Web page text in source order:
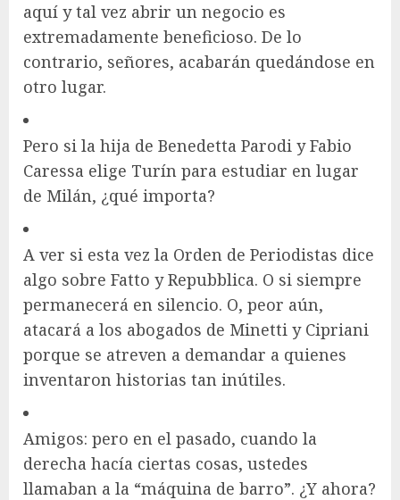
aquí y tal vez abrir un negocio es
extremadamente beneficioso. De lo
contrario, señores, acabarán quedándose en
otro lugar.
Pero si la hija de Benedetta Parodi y Fabio
Caressa elige Turín para estudiar en lugar
de Milán, ¿qué importa?
A ver si esta vez la Orden de Periodistas dice
algo sobre Fatto y Repubblica. O si siempre
permanecerá en silencio. O, peor aún,
atacará a los abogados de Minetti y Cipriani
porque se atreven a demandar a quienes
inventaron historias tan inútiles.
Amigos: pero en el pasado, cuando la
derecha hacía ciertas cosas, ustedes
llamaban a la “máquina de barro”. ¿Y ahora?